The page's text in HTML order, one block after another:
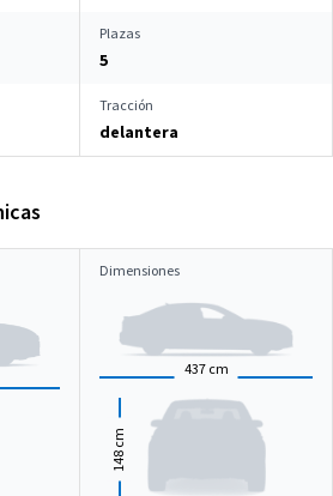
Plazas
5
Tracción
delantera
Dimensiones
437 cm
148
cm